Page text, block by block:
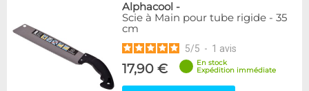
Alphacool -
Scie à Main pour tube rigide - 35
cm
5/5 - 1 avis
17,90 €
En stock
Expédition immédiate